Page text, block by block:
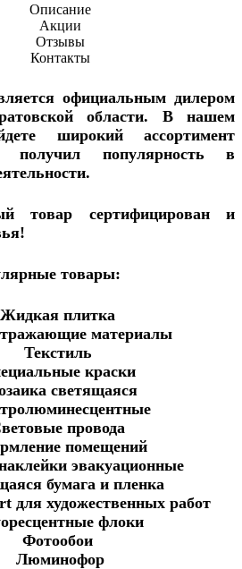
Описание
Акции
Отзывы
Контакты
официальным дилером
области. В нашем
широкий ассортимент
получил популярность в
товар сертифицирован и
товары:
Жидкая плитка
материалы
Текстиль
краски
светящаяся
провода
помещений
эвакуационные
бумага и пленка
для художественных работ
флоки
Фотообои
Люминофор